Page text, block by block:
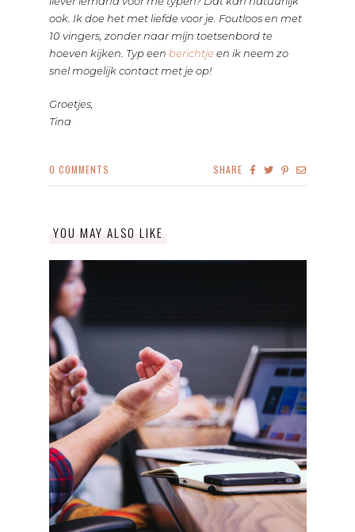
ook. Ik doe het met liefde voor je. Foutloos en met
10 vingers, zonder naar mijn toetsenbord te
hoeven kijken. Typ een berichtje en ik neem zo
snel mogelijk contact met je op!
Groetjes,
Tina
0 COMMENTS SHARE
YOU MAY ALSO LIKE